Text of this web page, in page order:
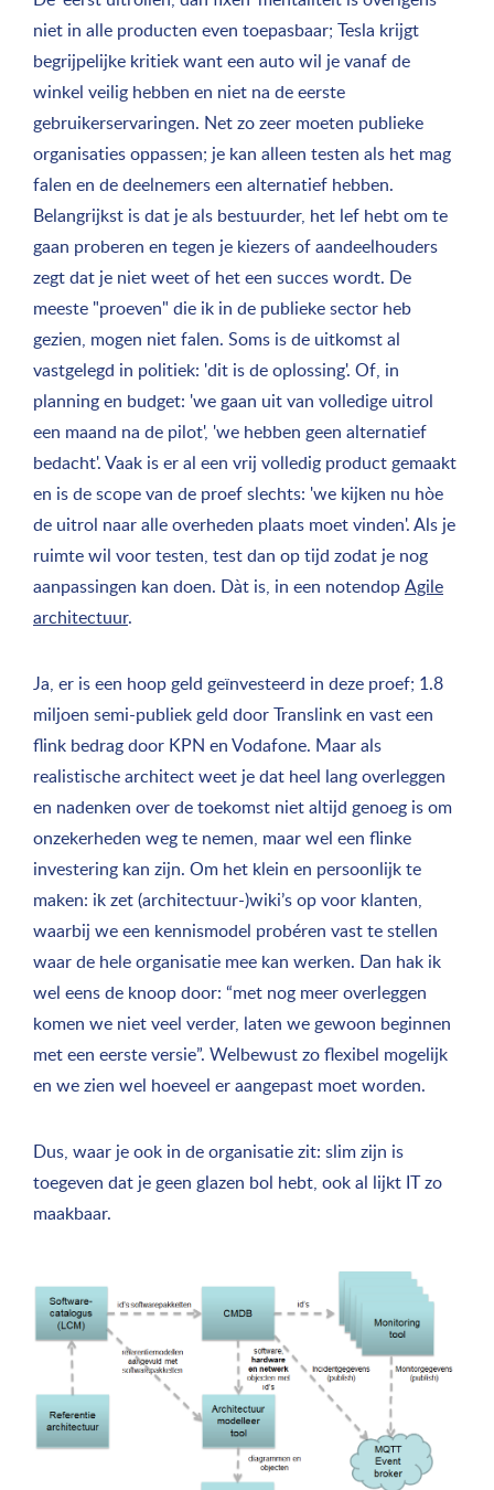
niet in alle producten even toepasbaar; Tesla krijgt
begrijpelijke kritiek want een auto wil je vanaf de
winkel veilig hebben en niet na de eerste
gebruikerservaringen. Net zo zeer moeten publieke
organisaties oppassen; je kan alleen testen als het mag
falen en de deelnemers een alternatief hebben.
Belangrijkst is dat je als bestuurder, het lef hebt om te
gaan proberen en tegen je kiezers of aandeelhouders
zegt dat je niet weet of het een succes wordt. De
meeste "proeven" die ik in de publieke sector heb
gezien, mogen niet falen. Soms is de uitkomst al
vastgelegd in politiek: 'dit is de oplossing'. Of, in
planning en budget: 'we gaan uit van volledige uitrol
een maand na de pilot', 'we hebben geen alternatief
bedacht'. Vaak is er al een vrij volledig product gemaakt
en is de scope van de proef slechts: 'we kijken nu hòe
de uitrol naar alle overheden plaats moet vinden'. Als je
ruimte wil voor testen, test dan op tijd zodat je nog
aanpassingen kan doen. Dàt is, in een notendopAgile
architectuur.
Ja, er is een hoop geld geïnvesteerd in deze proef; 1.8
miljoen semi-publiek geld door Translink en vast een
flink bedrag door KPN en Vodafone. Maar als
realistische architect weet je dat heel lang overleggen
en nadenken over de toekomst niet altijd genoeg is om
onzekerheden weg te nemen, maar wel een flinke
investering kan zijn. Om het klein en persoonlijk te
maken: ik zet (architectuur-)wiki’s op voor klanten,
waarbij we een kennismodel probéren vast te stellen
waar de hele organisatie mee kan werken. Dan hak ik
wel eens de knoop door: “met nog meer overleggen
komen we niet veel verder, laten we gewoon beginnen
met een eerste versie”. Welbewust zo flexibel mogelijk
en we zien wel hoeveel er aangepast moet worden.
Dus, waar je ook in de organisatie zit: slim zijn is
toegeven dat je geen glazen bol hebt, ook al lijkt IT zo
maakbaar.